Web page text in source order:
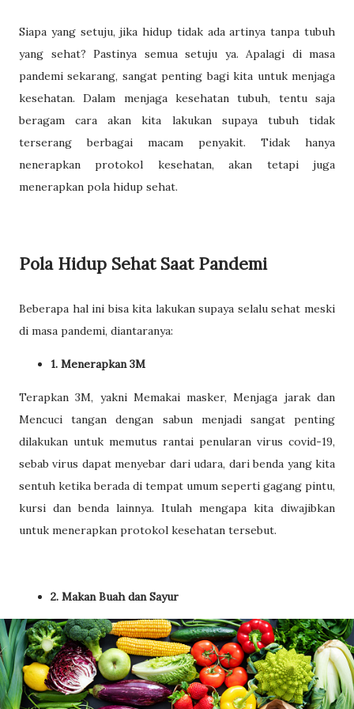
Siapa yang setuju, jika hidup tidak ada artinya tanpa tubuh
yang sehat? Pastinya semua setuju ya. Apalagi di masa
pandemi sekarang, sangat penting bagi kita untuk menjaga
kesehatan. Dalam menjaga kesehatan tubuh, tentu saja
beragam cara akan kita lakukan supaya tubuh tidak
terserang berbagai macam penyakit. Tidak hanya
nenerapkan protokol kesehatan, akan tetapi juga
menerapkan pola hidup sehat.
Pola Hidup Sehat Saat Pandemi
Beberapa hal ini bisa kita lakukan supaya selalu sehat meski
di masa pandemi, diantaranya:
1. Menerapkan 3M
Terapkan 3M, yakni Memakai masker, Menjaga jarak dan
Mencuci tangan dengan sabun menjadi sangat penting
dilakukan untuk memutus rantai penularan virus covid-19,
sebab virus dapat menyebar dari udara, dari benda yang kita
sentuh ketika berada di tempat umum seperti gagang pintu,
kursi dan benda lainnya. Itulah mengapa kita diwajibkan
untuk menerapkan protokol kesehatan tersebut.
2. Makan Buah dan Sayur